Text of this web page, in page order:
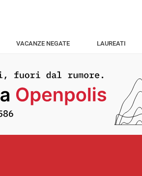
VACANZE NEGATE LAUREATI